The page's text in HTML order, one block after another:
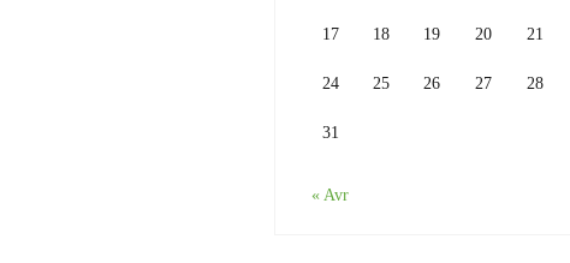
17 18 19 20 21
24 25 26 27 28
31
« Avr